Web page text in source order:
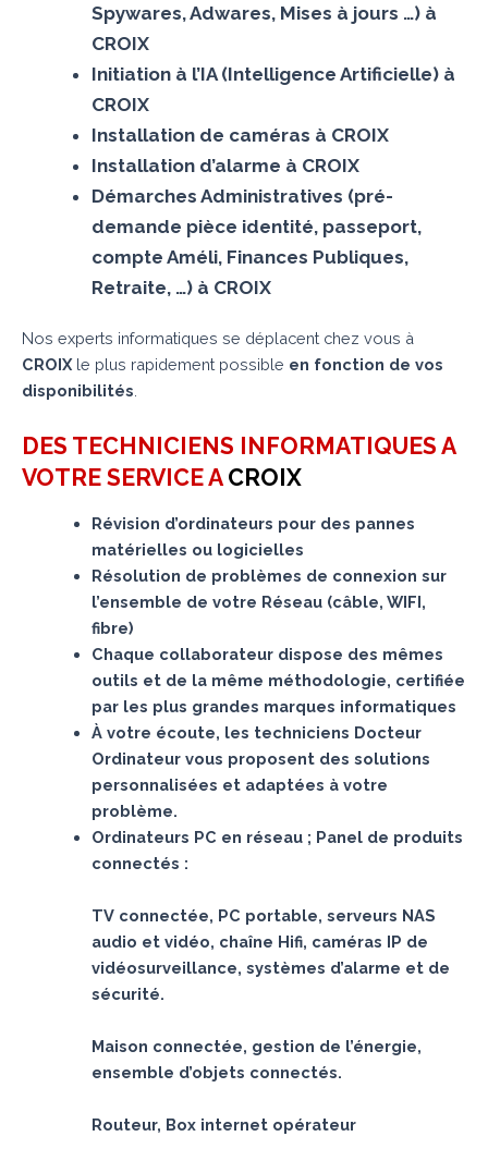
Spywares, Adwares, Mises à jours …) à
CROIX
Initiation à l’IA (Intelligence Artificielle) à
CROIX
Installation de caméras à CROIX
Installation d’alarme à CROIX
Démarches Administratives (pré-
demande pièce identité, passeport,
compte Améli, Finances Publiques,
Retraite, …) à CROIX
Nos experts informatiques se déplacent chez vous à
CROIXle plus rapidement possible en fonction de vos
disponibilités.
DES TECHNICIENS INFORMATIQUES A
VOTRE SERVICE A CROIX
Révision d’ordinateurs pour des pannes
matérielles ou logicielles
Résolution de problèmes de connexion sur
l’ensemble de votre Réseau (câble, WIFI,
fibre)
Chaque collaborateur dispose des mêmes
outils et de la même méthodologie, certifiée
par les plus grandes marques informatiques
À votre écoute, les techniciens Docteur
Ordinateur vous proposent des solutions
personnalisées et adaptées à votre
problème.
Ordinateurs PC en réseau ; Panel de produits
connectés :
TV connectée, PC portable, serveurs NAS
audio et vidéo, chaîne Hifi, caméras IP de
vidéosurveillance, systèmes d’alarme et de
sécurité.
Maison connectée, gestion de l’énergie,
ensemble d’objets connectés.
Routeur, Box internet opérateur